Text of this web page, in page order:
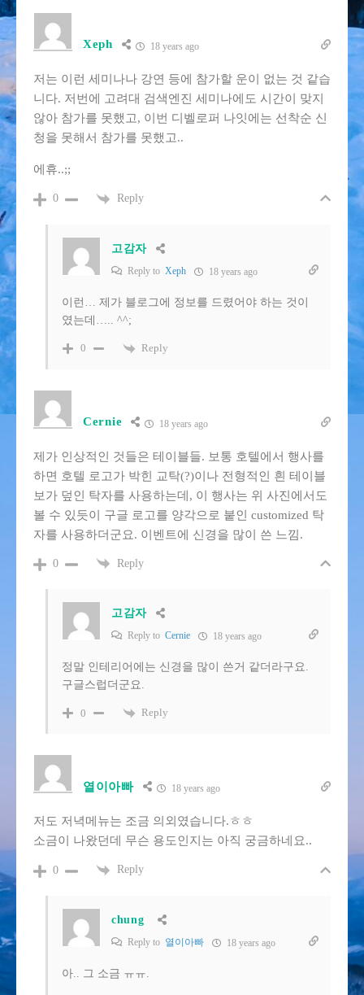
Xeph 18 years ago
저는 이런 세미나나 강연 등에 참가할 운이 없는 것 같습
니다. 저번에 고려대 검색엔진 세미나에도 시간이 맞지
않아 참가를 못했고, 이번 디벨로퍼 나잇에는 선착순 신
청을 못해서 참가를 못했고..
에휴..;;
0 Reply
고감자
Reply to Xeph 18 years ago
이런… 제가 블로그에 정보를 드렸어야 하는 것이
였는데….. ^^;
0 Reply
Cernie 18 years ago
제가 인상적인 것들은 테이블들. 보통 호텔에서 행사를
하면 호텔 로고가 박힌 교탁(?)이나 전형적인 흰 테이블
보가 덮인 탁자를 사용하는데, 이 행사는 위 사진에서도
볼 수 있듯이 구글 로고를 양각으로 붙인 customized 탁
자를 사용하더군요. 이벤트에 신경을 많이 쓴 느낌.
0 Reply
고감자
Reply to Cernie 18 years ago
정말 인테리어에는 신경을 많이 쓴거 같더라구요.
구글스럽더군요.
0 Reply
열이아빠 18 years ago
저도 저녁메뉴는 조금 의외였습니다.ㅎㅎ
소금이 나왔던데 무슨 용도인지는 아직 궁금하네요..
0 Reply
chung
Reply to 열이아빠 18 years ago
아.. 그 소금 ㅠㅠ.